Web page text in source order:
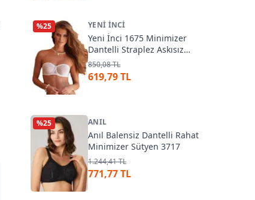
%25 YENI İNCI
Yeni İnci 1675 Minimizer
Dantelli Straplez Askısız
Sütyen
850,08 TL
619,79 TL
%25 ANIL
Anıl Balensiz Dantelli Rahat
Minimizer Sütyen 3717
1.244,41 TL
771,77 TL